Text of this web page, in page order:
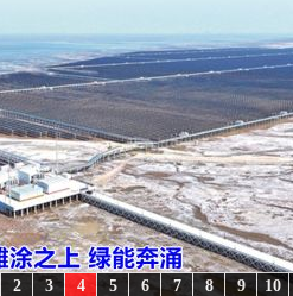
10
9
8
7
6
5
4
3
2